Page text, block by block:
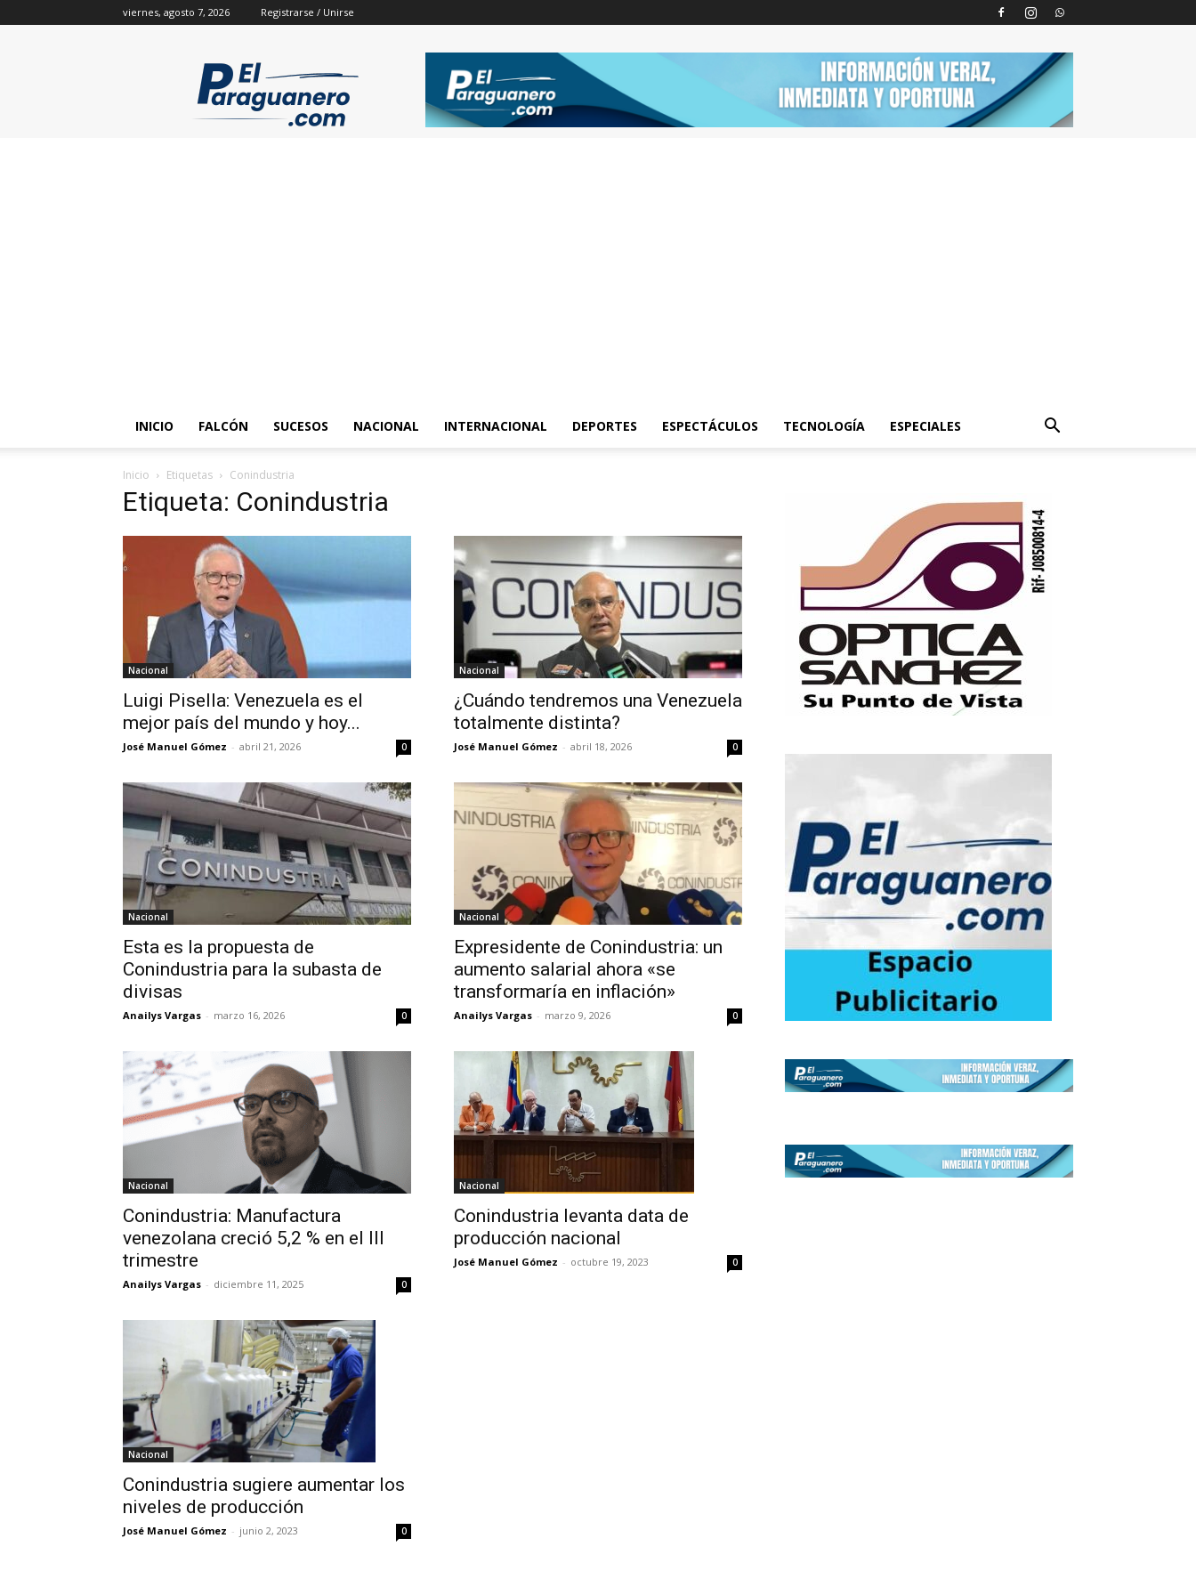
viernes, agosto 7, 2026 Registrarse / Unirse
INICIO FALCÓN SUCESOS NACIONAL INTERNACIONAL DEPORTES ESPECTÁCULOS TECNOLOGÍA ESPECIALES
Inicio Etiquetas Conindustria
Etiqueta: Conindustria
Nacional
Luigi Pisella: Venezuela es el
mejor país del mundo y hoy...
José Manuel Gómez - abril 21, 2026 0
Nacional
¿Cuándo tendremos una Venezuela
totalmente distinta?
José Manuel Gómez - abril 18, 2026 0
Nacional
Esta es la propuesta de
Conindustria para la subasta de
divisas
Anailys Vargas - marzo 16, 2026 0
Nacional
Expresidente de Conindustria: un
aumento salarial ahora «se
transformaría en inflación»
Anailys Vargas - marzo 9, 2026 0
Nacional
Conindustria: Manufactura
venezolana creció 5,2 % en el III
trimestre
Anailys Vargas - diciembre 11, 2025 0
Nacional
Conindustria levanta data de
producción nacional
José Manuel Gómez - octubre 19, 2023 0
Nacional
Conindustria sugiere aumentar los
niveles de producción
José Manuel Gómez - junio 2, 2023 0